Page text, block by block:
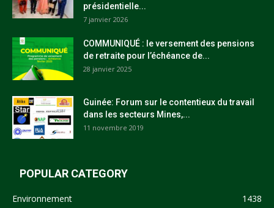
présidentielle...
7 janvier 2026
COMMUNIQUÉ : le versement des pensions
de retraite pour l’échéance de...
28 janvier 2025
Guinée: Forum sur le contentieux du travail
dans les secteurs Mines,...
11 novembre 2019
POPULAR CATEGORY
Environnement
1438